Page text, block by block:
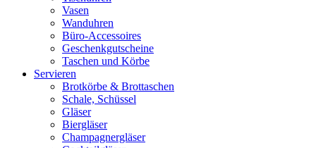
Vasen
Wanduhren
Büro-Accessoires
Geschenkgutscheine
Taschen und Körbe
Servieren
Brotkörbe & Brottaschen
Schale, Schüssel
Gläser
Biergläser
Champagnergläser